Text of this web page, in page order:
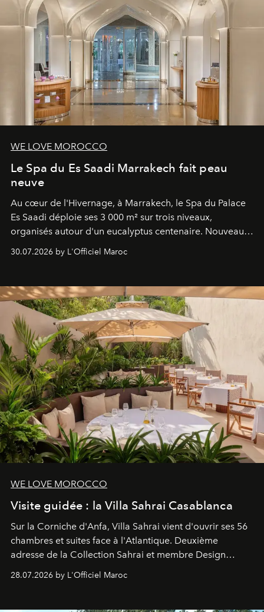
WE LOVE MOROCCO
Le Spa du Es Saadi Marrakech fait peau
neuve
Au cœur de l'Hivernage, à Marrakech, le Spa du Palace
Es Saadi déploie ses 3 000 m² sur trois niveaux,
organisés autour d'un eucalyptus centenaire. Nouveau
Lobby Bien-Être et Beauté, exclusivité mondiale en
neuro-cosmétique, parcours thermal et studio dédié au
entièreté, entre science des émotions et rituels
reposants.
30.07.2026 by L'Officiel Maroc
WE LOVE MOROCCO
Visite guidée : la Villa Sahrai Casablanca
Sur la Corniche d'Anfa, Villa Sahrai vient d'ouvrir ses 56
chambres et suites face à l'Atlantique. Deuxième
adresse de la Collection Sahrai et membre Design
Hotels, ce boutique-hôtel cinq étoiles signé Christophe
Pillet promet un lieu de vie complet. On y a déjeuné…
28.07.2026 by L'Officiel Maroc